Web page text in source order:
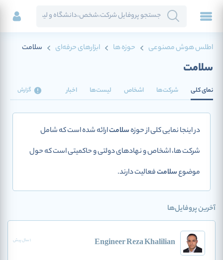
اطلس هوش مصنوعی حوزه ها ابزارهای حرفه‌ای سلامت
سلامت
نمای کلی شرکت‌ها اشخاص لیست‌ها اخبار گزارش
در اینجا نمایی کلی از حوزهسلامتارائه شده است که شامل
شرکت ها، اشخاص و نهادهای دولتی و حاکمیتی است که حول
موضوعسلامتفعالیت دارند.
آخرین پروفایل‌ها
Engineer Reza Khalilian 1 سال پیش